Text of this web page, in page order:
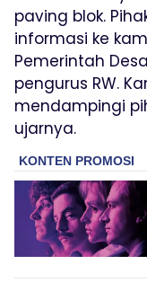
paving blok.
informasi ke
Pemerintah
pengurus RW.
mendampingi
ujarnya.